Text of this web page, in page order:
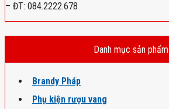
– ĐT: 084.2222.678
Danh mục sản phẩm
Brandy Pháp
Phụ kiện rượu vang